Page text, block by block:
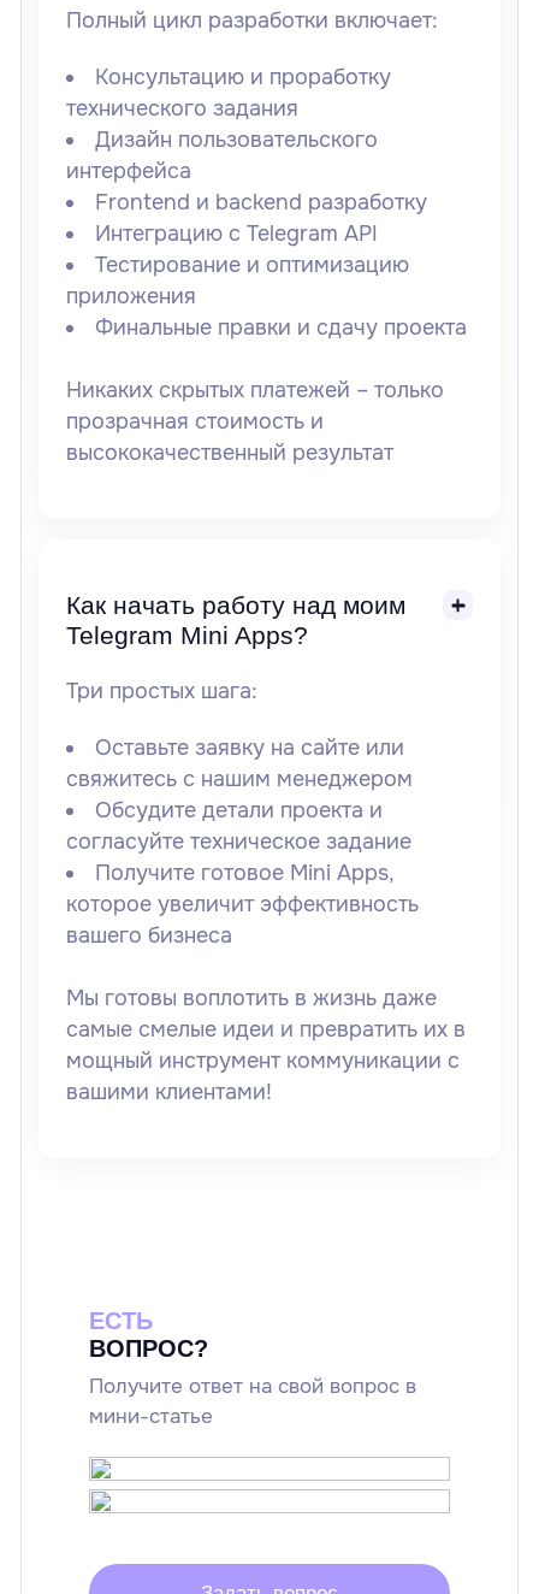
Полный цикл разработки включает:
Консультацию и проработку
технического задания
Дизайн пользовательского
интерфейса
Frontend и backend разработку
Интеграцию с Telegram API
Тестирование и оптимизацию
приложения
Финальные правки и сдачу проекта
Никаких скрытых платежей – только
прозрачная стоимость и
высококачественный результат
Как начать работу над моим
Telegram Mini Apps?
Три простых шага:
Оставьте заявку на сайте или
свяжитесь с нашим менеджером
Обсудите детали проекта и
согласуйте техническое задание
Получите готовое Mini Apps,
которое увеличит эффективность
вашего бизнеса
Мы готовы воплотить в жизнь даже
самые смелые идеи и превратить их в
мощный инструмент коммуникации с
вашими клиентами!
ЕСТЬ
ВОПРОС?
Получите ответ на свой вопрос в
мини-статье